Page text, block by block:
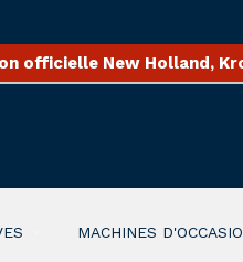
officielle New Holland,
MACHINES